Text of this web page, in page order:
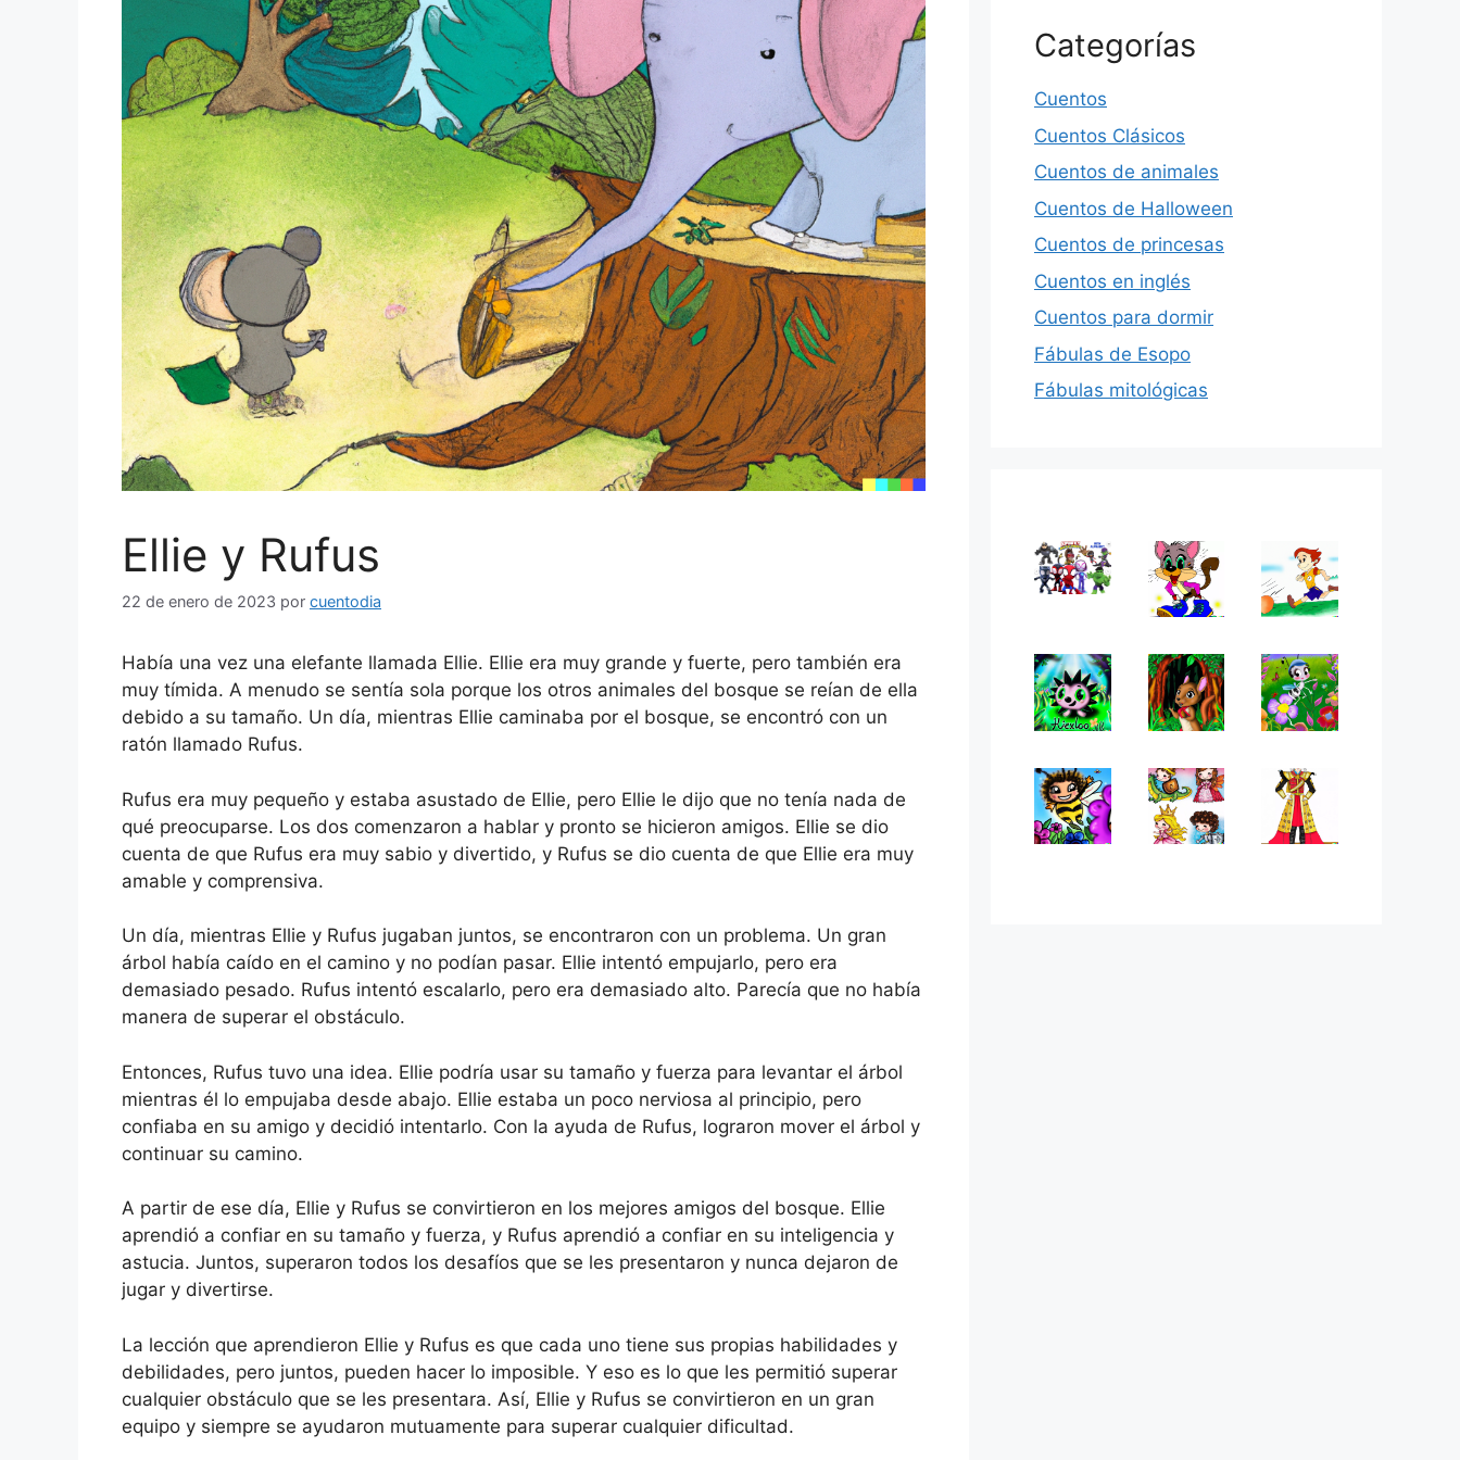
Ellie y Rufus
22 de enero de 2023 por cuentodia
Había una vez una elefante llamada Ellie. Ellie era muy grande y fuerte, pero también era
muy tímida. A menudo se sentía sola porque los otros animales del bosque se reían de ella
debido a su tamaño. Un día, mientras Ellie caminaba por el bosque, se encontró con un
ratón llamado Rufus.
Rufus era muy pequeño y estaba asustado de Ellie, pero Ellie le dijo que no tenía nada de
qué preocuparse. Los dos comenzaron a hablar y pronto se hicieron amigos. Ellie se dio
cuenta de que Rufus era muy sabio y divertido, y Rufus se dio cuenta de que Ellie era muy
amable y comprensiva.
Un día, mientras Ellie y Rufus jugaban juntos, se encontraron con un problema. Un gran
árbol había caído en el camino y no podían pasar. Ellie intentó empujarlo, pero era
demasiado pesado. Rufus intentó escalarlo, pero era demasiado alto. Parecía que no había
manera de superar el obstáculo.
Entonces, Rufus tuvo una idea. Ellie podría usar su tamaño y fuerza para levantar el árbol
mientras él lo empujaba desde abajo. Ellie estaba un poco nerviosa al principio, pero
confiaba en su amigo y decidió intentarlo. Con la ayuda de Rufus, lograron mover el árbol y
continuar su camino.
A partir de ese día, Ellie y Rufus se convirtieron en los mejores amigos del bosque. Ellie
aprendió a confiar en su tamaño y fuerza, y Rufus aprendió a confiar en su inteligencia y
astucia. Juntos, superaron todos los desafíos que se les presentaron y nunca dejaron de
jugar y divertirse.
La lección que aprendieron Ellie y Rufus es que cada uno tiene sus propias habilidades y
debilidades, pero juntos, pueden hacer lo imposible. Y eso es lo que les permitió superar
cualquier obstáculo que se les presentara. Así, Ellie y Rufus se convirtieron en un gran
equipo y siempre se ayudaron mutuamente para superar cualquier dificultad.
Categorías
Cuentos
Cuentos Clásicos
Cuentos de animales
Cuentos de Halloween
Cuentos de princesas
Cuentos en inglés
Cuentos para dormir
Fábulas de Esopo
Fábulas mitológicas